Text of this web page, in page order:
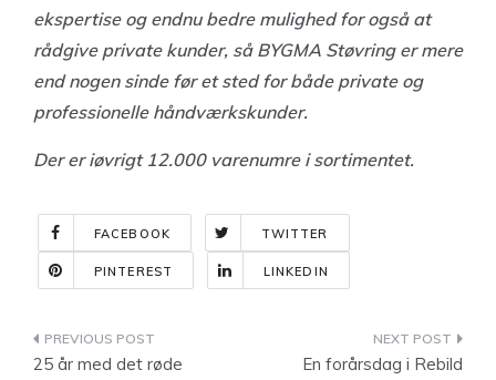
ekspertise og endnu bedre mulighed for også at
rådgive private kunder, så BYGMA Støvring er mere
end nogen sinde før et sted for både private og
professionelle håndværkskunder.
Der er iøvrigt 12.000 varenumre i sortimentet.
FACEBOOK TWITTER
PINTEREST LINKEDIN
Indlægsnavigation
25 år med det røde
En forårsdag i Rebild